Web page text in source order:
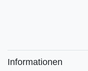
Informationen